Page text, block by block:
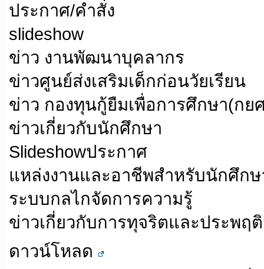
ประกาศ/คำสั่ง
slideshow
ข่าว งานพัฒนาบุคลากร
ข่าวศูนย์ส่งเสริมเด็กก่อนวัยเรียน
ข่าว กองทุนกู้ยืมเพื่อการศึกษา(กย
ข่าวเกี่ยวกับนักศึกษา
Slideshowประกาศ
แหล่งงานและอาชีพสำหรับนักศึก
ระบบกลไกจัดการความรู้
ข่าวเกี่ยวกับการทุจริตและประพฤ
ดาวน์โหลด